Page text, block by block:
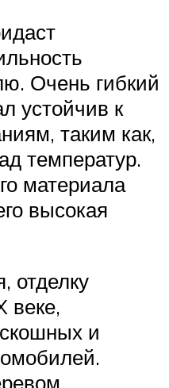
Очень гибкий
устойчив к
таким как,
температур.
материала
высокая
отделку
веке,
и